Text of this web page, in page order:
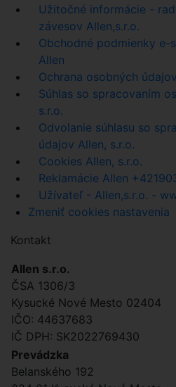
Užitočné informácie -
závesov Allen,s.r.o.
Obchodné podmienky e-
Allen
Ochrana osobných
Súhlas so spracovaním
s.r.o.
Odvolanie súhlasu so
údajov Allen, s.r.o.
Cookies Allen, s.r.o.
Reklamácie Allen
Užívateľ - Allen,s.r.o. -
Zmeniť cookies nastavenia
Kontakt
Allen s.r.o.
ČSA 1306/3
Kysucké Nové Mesto 02404
IČO: 44637683
IČ DPH: SK2022769430
Prevádzka
Belanského 192